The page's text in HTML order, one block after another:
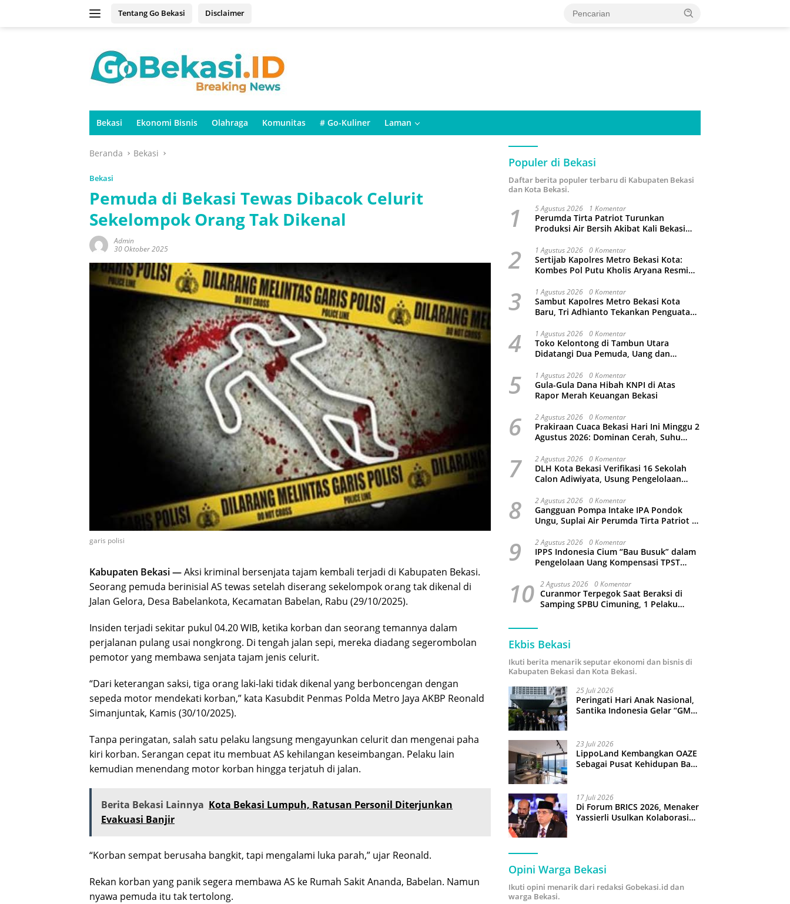
Tentang Go Bekasi Disclaimer
Bekasi Ekonomi Bisnis Olahraga Komunitas # Go-Kuliner Laman
Beranda Bekasi
Bekasi
Pemuda di Bekasi Tewas Dibacok Celurit
Sekelompok Orang Tak Dikenal
Admin
30 Oktober 2025
garis polisi
Kabupaten Bekasi —Aksi kriminal bersenjata tajam kembali terjadi di Kabupaten Bekasi.
Seorang pemuda berinisial AS tewas setelah diserang sekelompok orang tak dikenal di
Jalan Gelora, Desa Babelankota, Kecamatan Babelan, Rabu (29/10/2025).
Insiden terjadi sekitar pukul 04.20 WIB, ketika korban dan seorang temannya dalam
perjalanan pulang usai nongkrong. Di tengah jalan sepi, mereka diadang segerombolan
pemotor yang membawa senjata tajam jenis celurit.
“Dari keterangan saksi, tiga orang laki-laki tidak dikenal yang berboncengan dengan
sepeda motor mendekati korban,” kata Kasubdit Penmas Polda Metro Jaya AKBP Reonald
Simanjuntak, Kamis (30/10/2025).
Tanpa peringatan, salah satu pelaku langsung mengayunkan celurit dan mengenai paha
kiri korban. Serangan cepat itu membuat AS kehilangan keseimbangan. Pelaku lain
kemudian menendang motor korban hingga terjatuh di jalan.
Berita Bekasi Lainnya Kota Bekasi Lumpuh, Ratusan Personil Diterjunkan
Evakuasi Banjir
“Korban sempat berusaha bangkit, tapi mengalami luka parah,” ujar Reonald.
Rekan korban yang panik segera membawa AS ke Rumah Sakit Ananda, Babelan. Namun
nyawa pemuda itu tak tertolong.
Populer di Bekasi
Daftar berita populer terbaru di Kabupaten Bekasi
dan Kota Bekasi.
1 5 Agustus 2026 1 Komentar
Perumda Tirta Patriot Turunkan
Produksi Air Bersih Akibat Kali Bekasi
2 1 Agustus 2026 0 Komentar
Sertijab Kapolres Metro Bekasi Kota:
Kombes Pol Putu Kholis Aryana Resmi
Bintoro
3 1 Agustus 2026 0 Komentar
Sambut Kapolres Metro Bekasi Kota
Baru, Tri Adhianto Tekankan Penguatan
4 1 Agustus 2026 0 Komentar
Toko Kelontong di Tambun Utara
Didatangi Dua Pemuda, Uang dan
5 1 Agustus 2026 0 Komentar
Gula-Gula Dana Hibah KNPI di Atas
Rapor Merah Keuangan Bekasi
6 2 Agustus 2026 0 Komentar
Prakiraan Cuaca Bekasi Hari Ini Minggu 2
Agustus 2026: Dominan Cerah, Suhu
7 2 Agustus 2026 0 Komentar
DLH Kota Bekasi Verifikasi 16 Sekolah
Calon Adiwiyata, Usung Pengelolaan
8 2 Agustus 2026 0 Komentar
Gangguan Pompa Intake IPA Pondok
Ungu, Suplai Air Perumda Tirta Patriot di
9 2 Agustus 2026 0 Komentar
IPPS Indonesia Cium “Bau Busuk” dalam
Pengelolaan Uang Kompensasi TPST
10 2 Agustus 2026 0 Komentar
Curanmor Terpegok Saat Beraksi di
Samping SPBU Cimuning, 1 Pelaku
Ekbis Bekasi
Ikuti berita menarik seputar ekonomi dan bisnis di
Kabupaten Bekasi dan Kota Bekasi.
25 Juli 2026
Peringati Hari Anak Nasional,
Santika Indonesia Gelar “GM
23 Juli 2026
LippoLand Kembangkan OAZE
Sebagai Pusat Kehidupan Baru
17 Juli 2026
Di Forum BRICS 2026, Menaker
Yassierli Usulkan Kolaborasi
Opini Warga Bekasi
Ikuti opini menarik dari redaksi Gobekasi.id dan
warga Bekasi.